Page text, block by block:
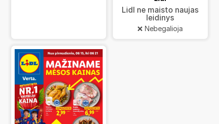
Lidl ne maisto naujas
leidinys
❌ Nebegalioja